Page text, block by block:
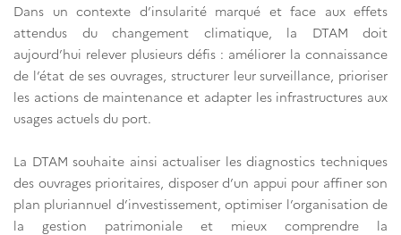
Dans un contexte d’insularité marqué et face aux effets
attendus du changement climatique, la DTAM doit
aujourd’hui relever plusieurs défis : améliorer la connaissance
de l’état de ses ouvrages, structurer leur surveillance, prioriser
les actions de maintenance et adapter les infrastructures aux
usages actuels du port.
La DTAM souhaite ainsi actualiser les diagnostics techniques
des ouvrages prioritaires, disposer d’un appui pour affiner son
plan pluriannuel d’investissement, optimiser l’organisation de
la gestion patrimoniale et mieux comprendre la